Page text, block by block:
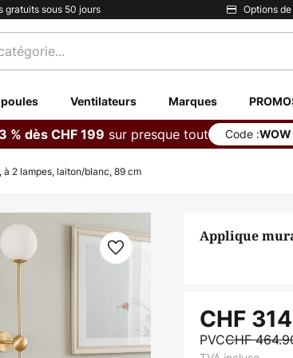
gratuits sous 50 jours Options
Ventilateurs Marques
% dès CHF 199 sur presque tout Code :WOW
à 2 lampes, laiton/blanc, 89 cm
Applique
CHF
PVCCHF